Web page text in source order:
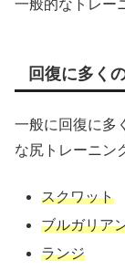
一般的なトレー
回復に多く
一般に回復に多
な尻トレーニン
スクワット
ブルガリア
ランジ